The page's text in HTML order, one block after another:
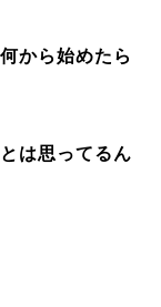
から始めたら
は思ってるん